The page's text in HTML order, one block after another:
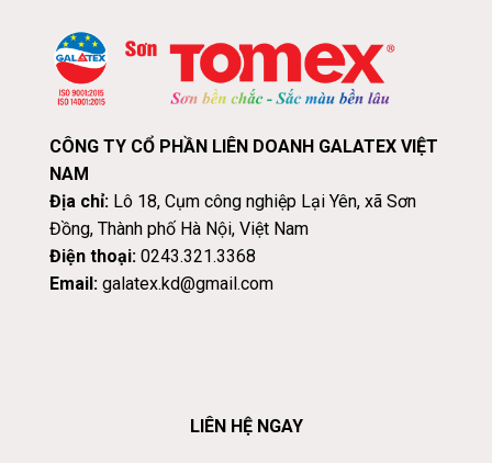
CÔNG TY CỔ PHẦN LIÊN DOANH GALATEX VIỆT
NAM
Địa chỉ:Lô 18, Cụm công nghiệp Lại Yên, xã Sơn
Đồng, Thành phố Hà Nội, Việt Nam
Điện thoại:0243.321.3368
Email:galatex.kd@gmail.com
LIÊN HỆ NGAY